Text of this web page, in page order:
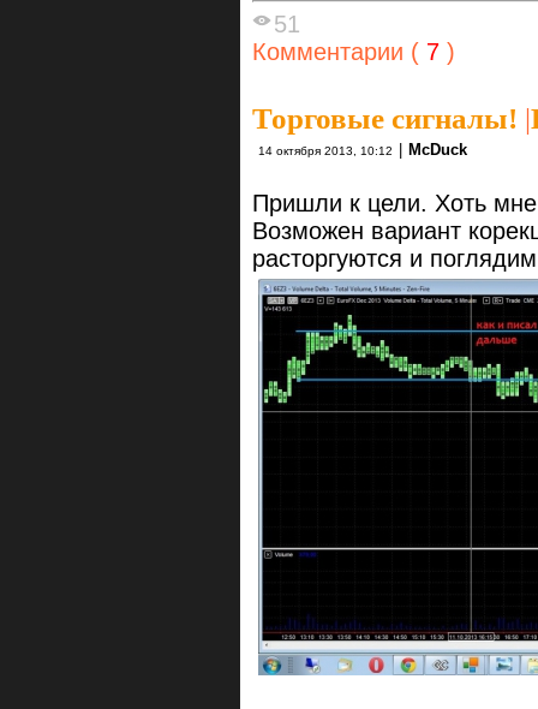
51
Комментарии ( 7 )
Торговые сигналы! |
14 октября 2013, 10:12 | McDuck
Пришли к цели. Хоть
Возможен вариант
расторгуются и